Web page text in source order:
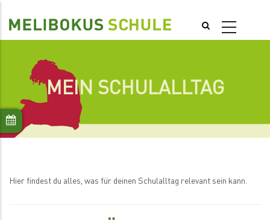
MEIN SCHULALLTAG
Hier findest du alles, was für deinen Schulalltag relevant sein kann.